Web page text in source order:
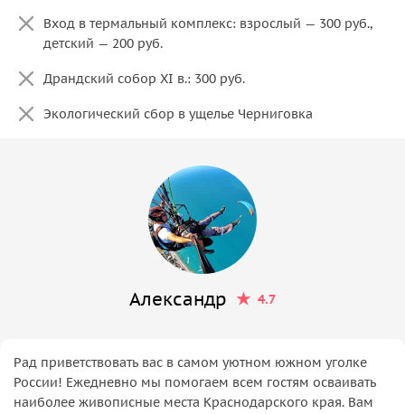
Вход в термальный комплекс: взрослый — 300 руб.,
детский — 200 руб.
Драндский собор XI в.: 300 руб.
Экологический сбор в ущелье Черниговка
Александр 4.7
Рад приветствовать вас в самом уютном южном уголке
России! Ежедневно мы помогаем всем гостям осваивать
наиболее живописные места Краснодарского края. Вам